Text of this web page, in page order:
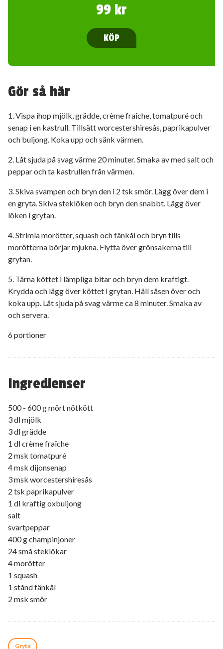
Ingredienser
500 - 600 g mört nötkött
3 dl mjölk
3 dl grädde
1 dl crème fraîche
2 msk tomatpuré
4 msk dijonsenap
3 msk worcestershiresås
2 tsk paprikapulver
1 dl kraftig oxbuljong
salt
svartpeppar
400 g champinjoner
24 små steklökar
4 morötter
1 squash
1 stånd fänkål
2 msk smör
99 kr
KÖP
Gör så här
1. Vispa ihop mjölk, grädde, crème fraîche, tomatpuré och
senap i en kastrull. Tillsätt worcestershiresås, paprikapulver
och buljong. Koka upp och sänk värmen.
2. Låt sjuda på svag värme 20 minuter. Smaka av med salt och
peppar och ta kastrullen från värmen.
3. Skiva svampen och bryn den i 2 tsk smör. Lägg över dem i
en gryta. Skiva steklöken och bryn den snabbt. Lägg över
löken i grytan.
4. Strimla morötter, squash och fänkål och bryn tills
morötterna börjar mjukna. Flytta över grönsakerna till
grytan.
5. Tärna köttet i lämpliga bitar och bryn dem kraftigt.
Krydda och lägg över köttet i grytan. Häll såsen över och
koka upp. Låt sjuda på svag värme ca 8 minuter. Smaka av
och servera.
6 portioner
Gryta